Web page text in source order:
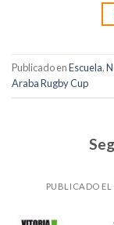
Publicado enEscuela,
Araba Rugby Cup
PUBLICADO EL